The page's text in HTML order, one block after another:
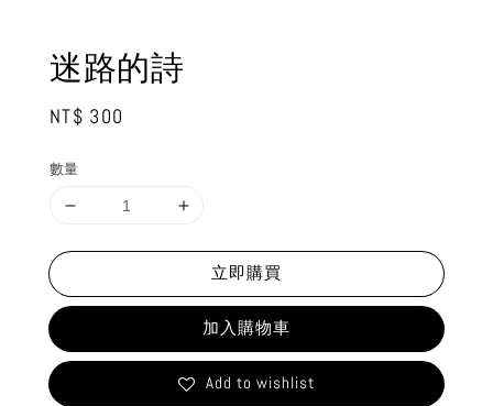
迷路的詩
Regular
NT$ 300
數量
立即購買
加入購物車
Add to wishlist